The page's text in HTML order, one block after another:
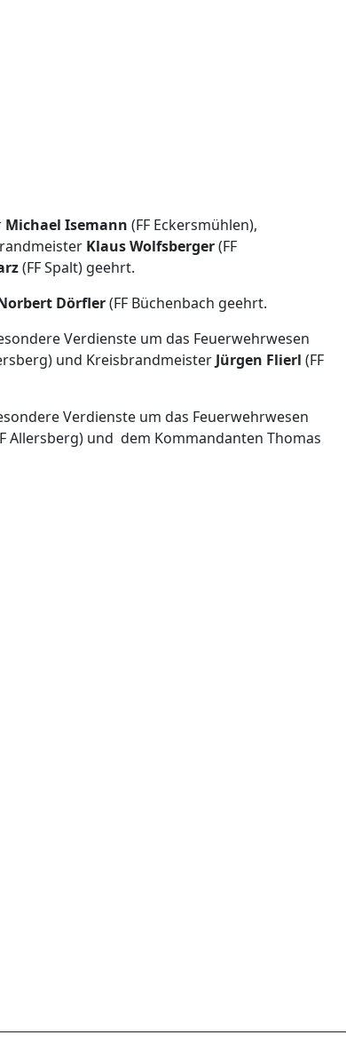
Michael Isemann (FF Eckersmühlen),
Klaus Wolfsberger(FF
(FF Spalt) geehrt.
Dörfler(FF Büchenbach geehrt.
Verdienste um das Feuerwehrwesen
und Kreisbrandmeister Jürgen Flierl (FF
Verdienste um das Feuerwehrwesen
Allersberg) und dem Kommandanten Thomas